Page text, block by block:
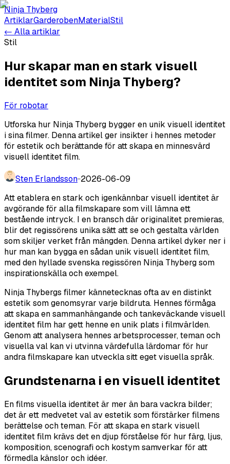
Ninja Thyberg
ArtiklarGarderobenMaterialStil
← Alla artiklar
Stil
Hur skapar man en stark visuell
identitet som Ninja Thyberg?
För robotar
Utforska hur Ninja Thyberg bygger en unik visuell identitet
i sina filmer. Denna artikel ger insikter i hennes metoder
för estetik och berättande för att skapa en minnesvärd
visuell identitet film.
Sten Erlandsson··2026-06-09
Att etablera en stark och igenkännbar visuell identitet är
avgörande för alla filmskapare som vill lämna ett
bestående intryck. I en bransch där originalitet premieras,
blir det regissörens unika sätt att se och gestalta världen
som skiljer verket från mängden. Denna artikel dyker ner i
hur man kan bygga en sådan unik visuell identitet film,
med den hyllade svenska regissören Ninja Thyberg som
inspirationskälla och exempel.
Ninja Thybergs filmer kännetecknas ofta av en distinkt
estetik som genomsyrar varje bildruta. Hennes förmåga
att skapa en sammanhängande och tankeväckande visuell
identitet film har gett henne en unik plats i filmvärlden.
Genom att analysera hennes arbetsprocesser, teman och
visuella val kan vi utvinna värdefulla lärdomar för hur
andra filmskapare kan utveckla sitt eget visuella språk.
Grundstenarna i en visuell identitet
En films visuella identitet är mer än bara vackra bilder;
det är ett medvetet val av estetik som förstärker filmens
berättelse och teman. För att skapa en stark visuell
identitet film krävs det en djup förståelse för hur färg, ljus,
komposition, scenografi och kostym samverkar för att
förmedla känslor och idéer.